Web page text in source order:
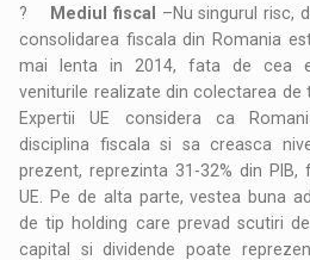
? Mediul fiscal –Nu singurul risc,
consolidarea fiscala din Romania
mai lenta in 2014, fata de cea
veniturile realizate din colectarea de
Expertii UE considera ca
disciplina fiscala si sa creasca
prezent, reprezinta 31-32% din
UE. Pe de alta parte, vestea buna
de tip holding care prevad scutiri
capital si dividende poate